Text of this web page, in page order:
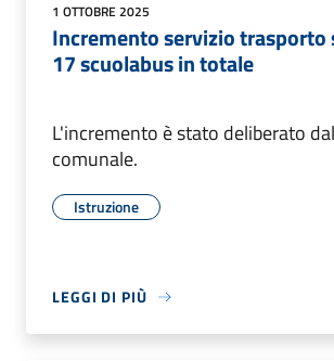
1 OTTOBRE 2025
Incremento servizio trasporto
17 scuolabus in totale
L'incremento è stato deliberato
comunale.
Istruzione
LEGGI DI PIÙ